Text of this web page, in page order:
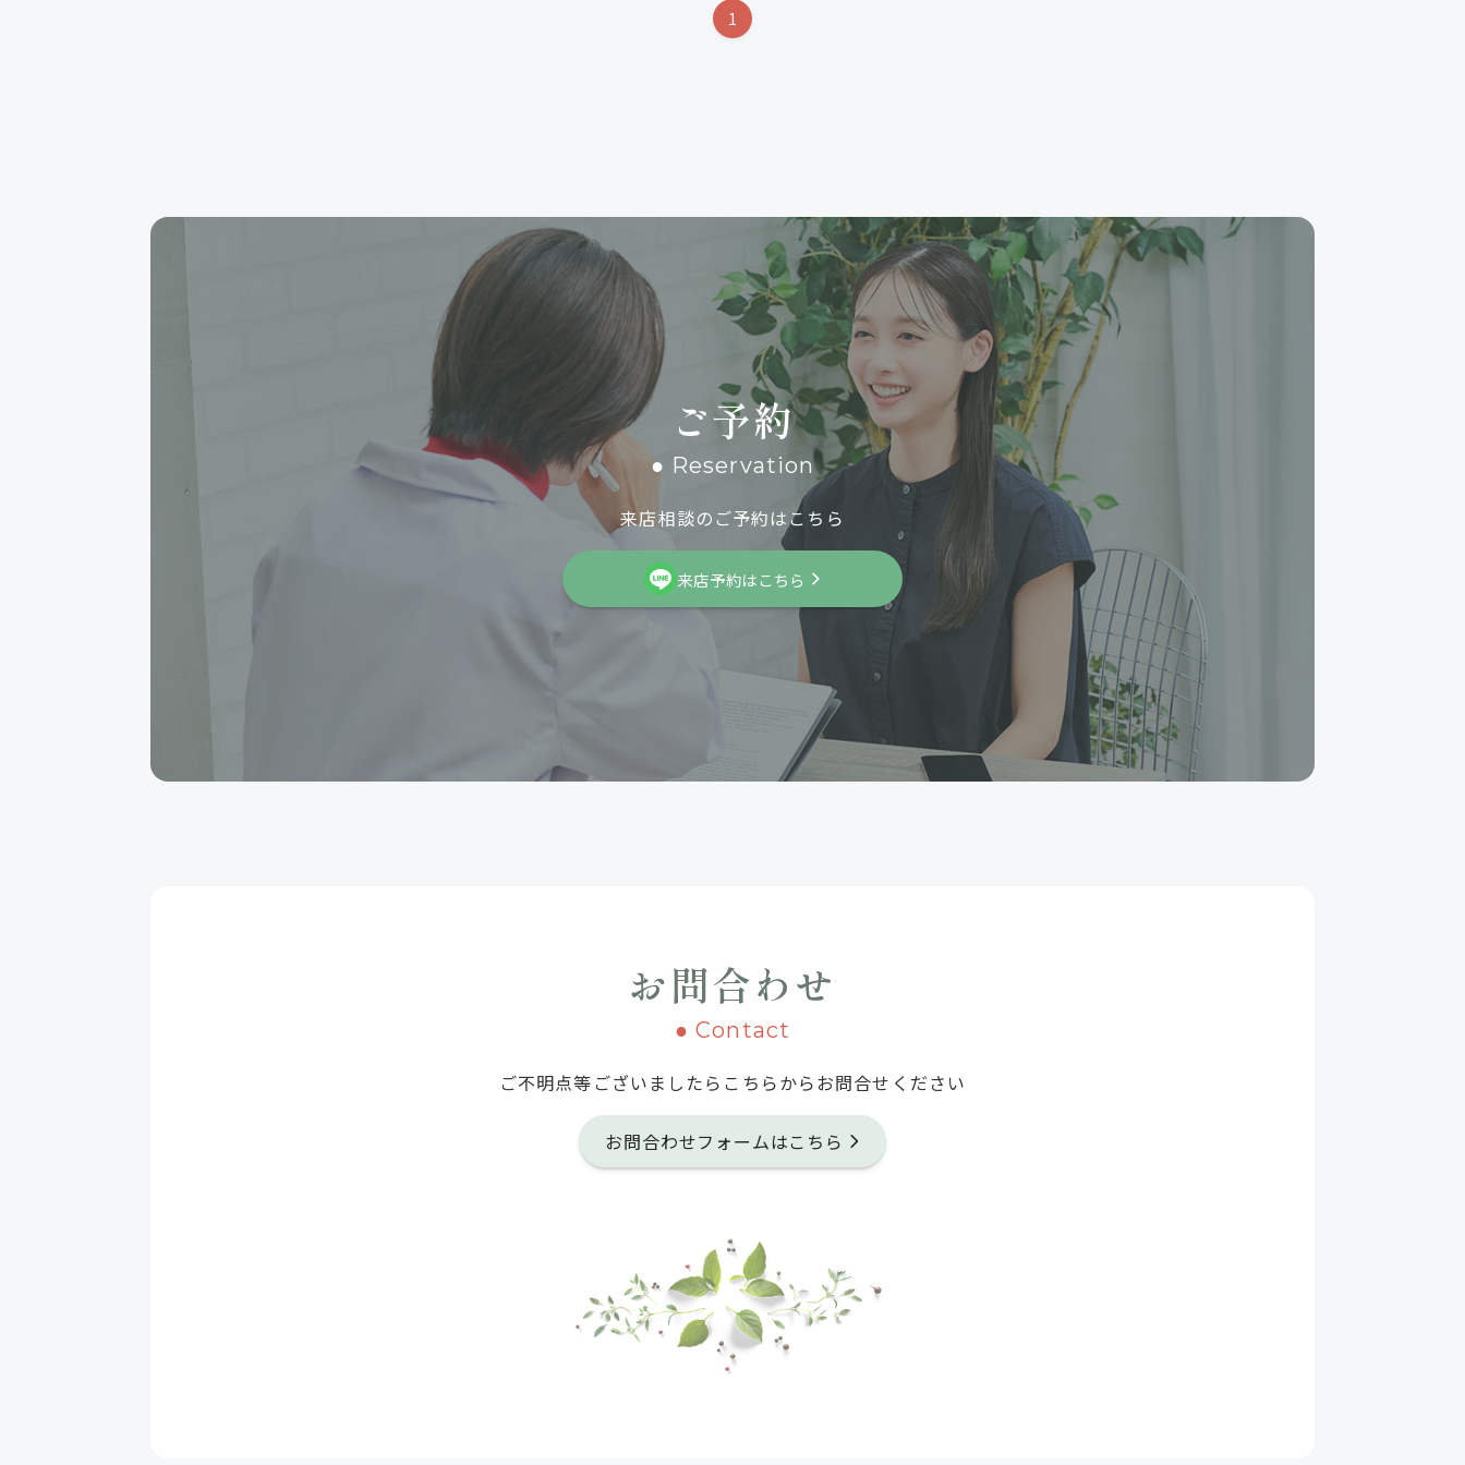
1
ご予約
● Reservation
来店相談のご予約はこちら
来店予約はこちら
お問合わせ
● Contact
ご不明点等ございましたら こちらからお問合せください
お問合わせフォームはこちら